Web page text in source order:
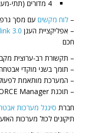
– לוח מקשים עם מסך גרפי 7 שורות ותפריטים
– אפליקציית הענן 3.0
ink
חכם
– תקשורת רב-ערוצית
– תומך בשני מוקדי
– המערכת מותאמת
– תוכנת FORCE Manager לטעינת נתונים מרחוק
חברת סיגנל מערכות
תיקונים לכול מערכות